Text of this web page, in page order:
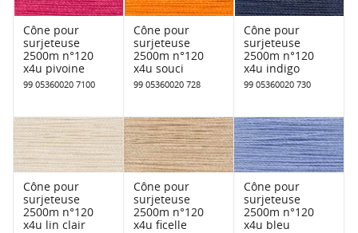
Cône pour
surjeteuse
2500m n°120
x4u pivoine
99 05360020 7100
Cône pour
surjeteuse
2500m n°120
x4u souci
99 05360020 728
Cône pour
surjeteuse
2500m n°120
x4u indigo
99 05360020 730
Cône pour
surjeteuse
2500m n°120
x4u lin clair
Cône pour
surjeteuse
2500m n°120
x4u ficelle
Cône pour
surjeteuse
2500m n°120
x4u bleu